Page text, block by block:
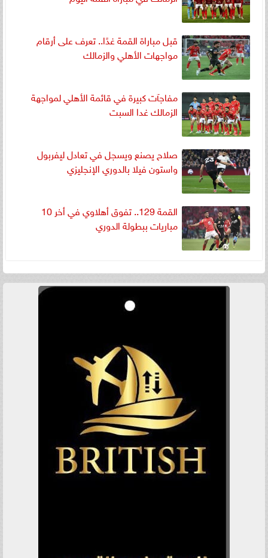
قبل مباراة القمة غدًا.. تعرف على أرقام
مواجهات الأهلي والزمالك
مفاجآت كبيرة في قائمة الأهلي لمواجهة
الزمالك غدا السبت
صلاح يصنع ويسجل في تعادل ليفربول
واستون فيلا بالدوري الإنجليزي
القمة 129.. تفوق أهلاوي في أخر 10
مباريات ببطولة الدوري